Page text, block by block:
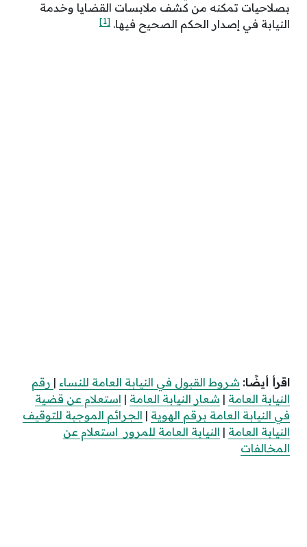
بصلاحيات تمكنه من كشف ملابسات القضايا وخدمة
النيابة في إصدار الحكم الصحيح فيها. [1]
اقرأ أيضًا: شروط القبول في النيابة العامة للنساء | رقم
النيابة العامة | شعار النيابة العامة | استعلام عن قضية
في النيابة العامة برقم الهوية | الجرائم الموجبة للتوقيف
النيابة العامة | النيابة العامة للمرور استعلام عن
المخالفات